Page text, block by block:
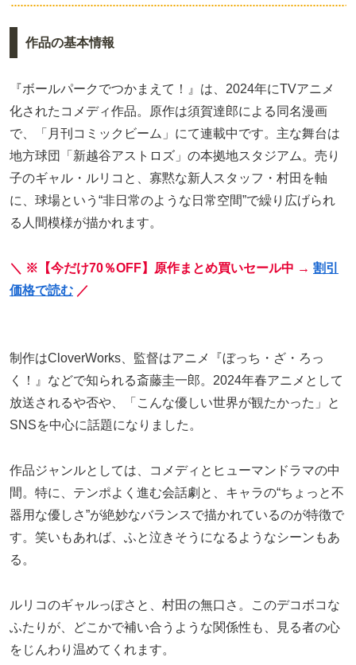
作品の基本情報
『ボールパークでつかまえて！』は、2024年にTVアニメ
化されたコメディ作品。原作は須賀達郎による同名漫画
で、「月刊コミックビーム」にて連載中です。主な舞台は
地方球団「新越谷アストロズ」の本拠地スタジアム。売り
子のギャル・ルリコと、寡黙な新人スタッフ・村田を軸
に、球場という“非日常のような日常空間”で繰り広げられ
る人間模様が描かれます。
＼ ※【今だけ70％OFF】原作まとめ買いセール中 → 割引
価格で読む ／
制作はCloverWorks、監督はアニメ『ぼっち・ざ・ろっ
く！』などで知られる斎藤圭一郎。2024年春アニメとして
放送されるや否や、「こんな優しい世界が観たかった」と
SNSを中心に話題になりました。
作品ジャンルとしては、コメディとヒューマンドラマの中
間。特に、テンポよく進む会話劇と、キャラの“ちょっと不
器用な優しさ”が絶妙なバランスで描かれているのが特徴で
す。笑いもあれば、ふと泣きそうになるようなシーンもあ
る。
ルリコのギャルっぽさと、村田の無口さ。このデコボコな
ふたりが、どこかで補い合うような関係性も、見る者の心
をじんわり温めてくれます。